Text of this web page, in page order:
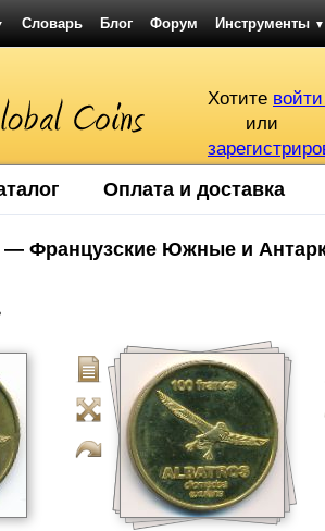
Словарь Блог Форум Инструменты ▼
Хотите
или
Оплата и доставка
— Французские Южные и